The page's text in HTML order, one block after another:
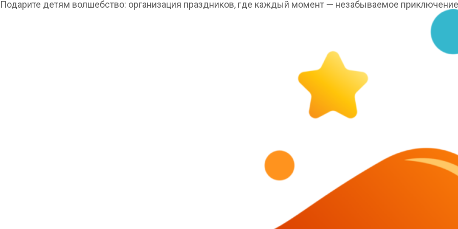
Подарите детям волшебство: организация праздников, где каждый момент — незабываемое